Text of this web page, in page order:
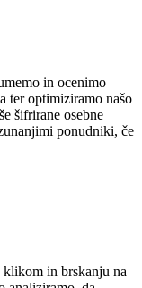
in ocenimo
ter optimiziramo našo
šifrirane osebne
ponudniki, če
klikom in brskanju na